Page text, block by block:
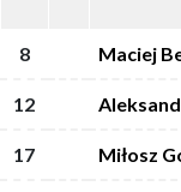
8 Maciej
12
17 Miłosz
8 Maciej
12
17 Miłosz